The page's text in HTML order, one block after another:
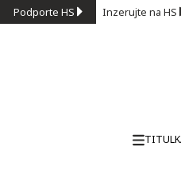
Podporte HS Inzerujte na HS